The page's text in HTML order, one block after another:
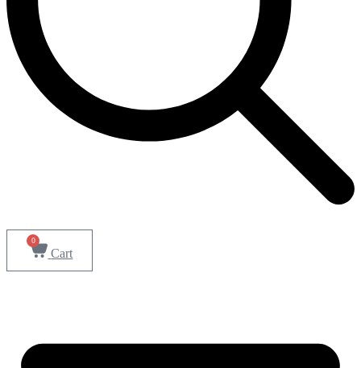
0
Cart